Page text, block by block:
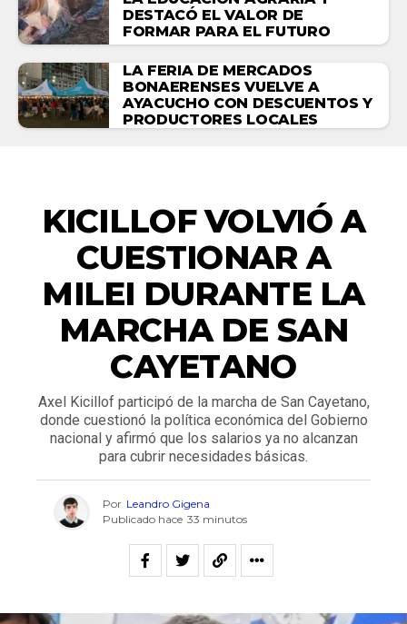
DESTACÓ EL VALOR DE
FORMAR PARA EL FUTURO
LA FERIA DE MERCADOS
BONAERENSES VUELVE A
AYACUCHO CON DESCUENTOS Y
PRODUCTORES LOCALES
KICILLOF VOLVIÓ A
CUESTIONAR A
MILEI DURANTE LA
MARCHA DE SAN
CAYETANO
Axel Kicillof participó de la marcha de San Cayetano,
donde cuestionó la política económica del Gobierno
nacional y afirmó que los salarios ya no alcanzan
para cubrir necesidades básicas.
Por Leandro Gigena
Publicado hace 33 minutos